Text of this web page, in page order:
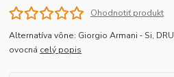
Ohodnotiť produkt
Alternatíva vône: Giorgio Armani ‐ Si,
ovocná celý popis